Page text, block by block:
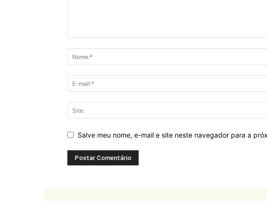
Salve meu nome, e-mail e site neste navegador para a